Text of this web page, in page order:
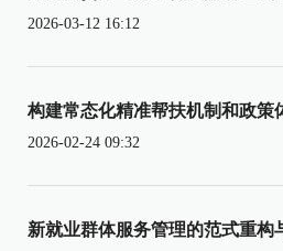
2026-03-12 16:12
构建常态化精准帮扶机制和政策
2026-02-24 09:32
新就业群体服务管理的范式重构